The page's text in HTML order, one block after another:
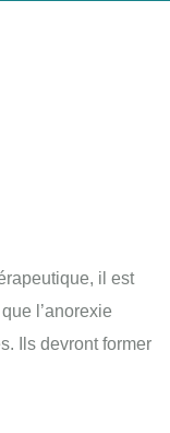
il est
l’anorexie
Ils devront former